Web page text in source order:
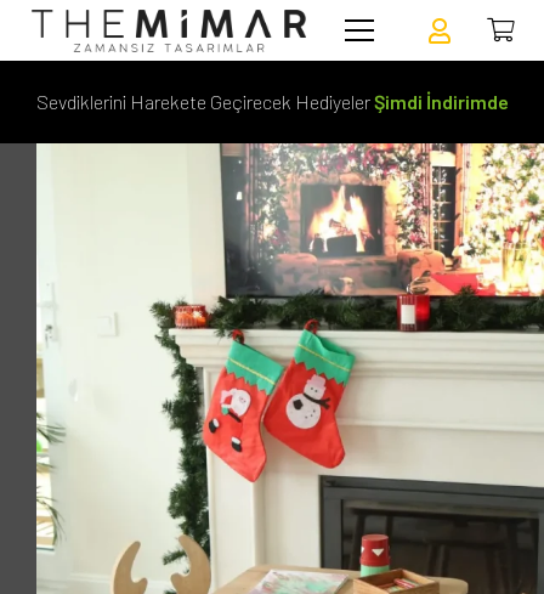
Sevdiklerini Harekete Geçirecek HediyelerŞimdi İndirimde